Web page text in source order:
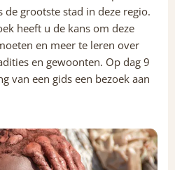
grootste stad in deze regio.
heeft u de kans om deze
en meer te leren over
en gewoonten. Op dag 9
van een gids een bezoek aan